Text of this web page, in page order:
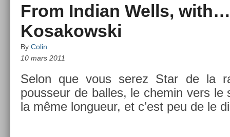
From Indian Wells,
Kosakowski
By Colin
10 mars 2011
Selon que vous serez Star de la
pous­seur de bal­les, le chemin vers le
la même lon­gueur, et c’est peu de le